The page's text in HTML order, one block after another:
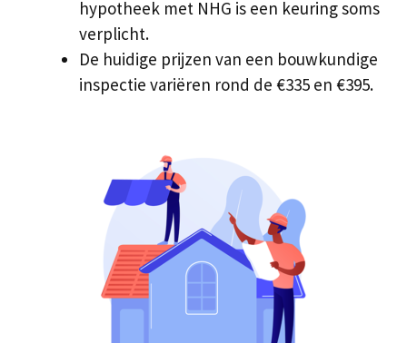
hypotheek met NHG is een keuring soms
verplicht.
De huidige prijzen van een bouwkundige
inspectie variëren rond de €335 en €395.